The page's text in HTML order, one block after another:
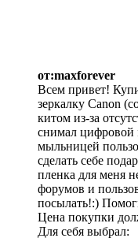
от:maxforever
Всем привет!
зеркалку Canon
китом из-за
снимал цифровой
мыльницей
сделать себе
пленка для меня
форумов и
посылать!:)
Цена покупки
Для себя выбрал: